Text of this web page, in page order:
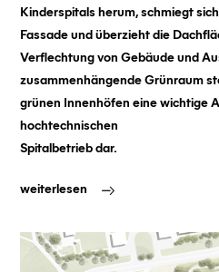
Kinderspitals herum, schmiegt
Fassade und überzieht die
Verflechtung von Gebäude und
zusammenhängende Grünraum
grünen Innenhöfen eine wichtige
hochtechnischen
Spitalbetrieb dar.
weiterlesen